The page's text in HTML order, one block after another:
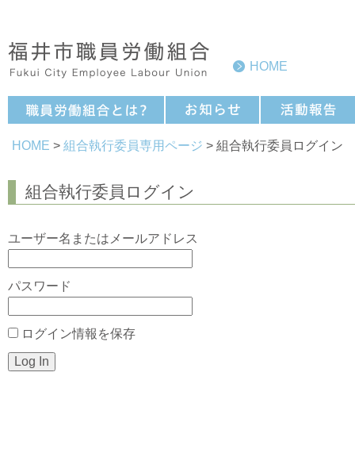
HOME
HOME > 組合執行委員専用ページ > 組合執行委員ログイン
組合執行委員ログイン
ユーザー名またはメールアドレス
パスワード
ログイン情報を保存